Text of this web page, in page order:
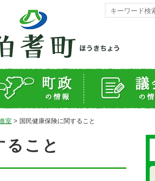
室 > 国民健康保険に関すること
ること